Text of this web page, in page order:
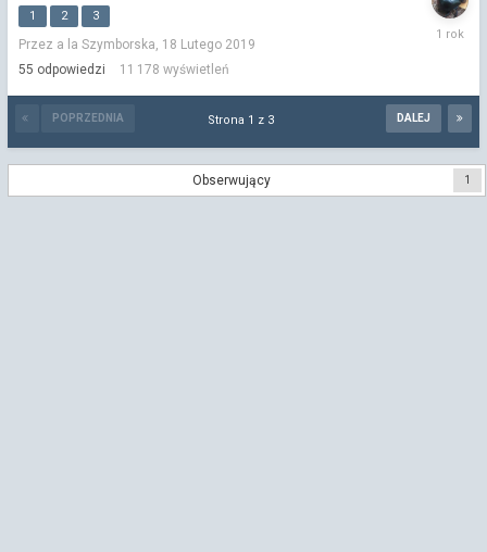
1 2 3
Przez a la Szymborska, 18 Lutego 2019
55 odpowiedzi 11 178 wyświetleń
10
POPRZEDNIA DALEJ
Strona 1 z 3
Obserwujący 1